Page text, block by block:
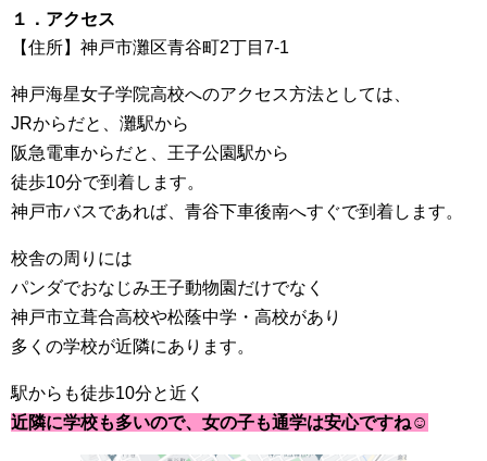
１．アクセス
【住所】神戸市灘区青谷町2丁目7-1
神戸海星女子学院高校へのアクセス方法としては、
JRからだと、灘駅から
阪急電車からだと、王子公園駅から
徒歩10分で到着します。
神戸市バスであれば、青谷下車後南へすぐで到着します。
校舎の周りには
パンダでおなじみ王子動物園だけでなく
神戸市立葺合高校や松蔭中学・高校があり
多くの学校が近隣にあります。
駅からも徒歩10分と近く
近隣に学校も多いので、女の子も通学は安心ですね☺